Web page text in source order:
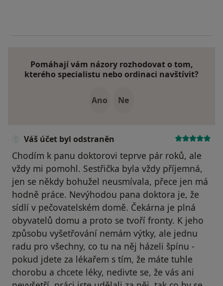
Pomáhají vám názory rozhodovat o tom,
kterého specialistu nebo ordinaci navštívit?
Ano Ne
Váš účet byl odstraněn
Chodím k panu doktorovi teprve pár roků, ale
vždy mi pomohl. Sestřička byla vždy příjemná,
jen se někdy bohužel neusmívala, přece jen má
hodně práce. Nevýhodou pana doktora je, že
sídlí v pečovatelském domě. Čekárna je plná
obyvatelů domu a proto se tvoří fronty. K jeho
způsobu vyšetřování nemám výtky, ale jednu
radu pro všechny, co tu na něj házeli špínu -
pokud jdete za lékařem s tím, že máte tuhle
chorobu a chcete léky, nedivte se, že vás ani